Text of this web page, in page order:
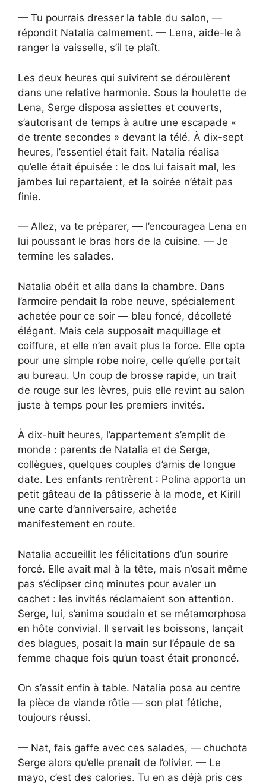
— Tu pourrais dresser la table du salon, —
répondit Natalia calmement. — Lena, aide-le à
ranger la vaisselle, s’il te plaît.
Les deux heures qui suivirent se déroulèrent
dans une relative harmonie. Sous la houlette de
Lena, Serge disposa assiettes et couverts,
s’autorisant de temps à autre une escapade «
de trente secondes » devant la télé. À dix-sept
heures, l’essentiel était fait. Natalia réalisa
qu’elle était épuisée : le dos lui faisait mal, les
jambes lui repartaient, et la soirée n’était pas
finie.
— Allez, va te préparer, — l’encouragea Lena en
lui poussant le bras hors de la cuisine. — Je
termine les salades.
Natalia obéit et alla dans la chambre. Dans
l’armoire pendait la robe neuve, spécialement
achetée pour ce soir — bleu foncé, décolleté
élégant. Mais cela supposait maquillage et
coiffure, et elle n’en avait plus la force. Elle opta
pour une simple robe noire, celle qu’elle portait
au bureau. Un coup de brosse rapide, un trait
de rouge sur les lèvres, puis elle revint au salon
juste à temps pour les premiers invités.
À dix-huit heures, l’appartement s’emplit de
monde : parents de Natalia et de Serge,
collègues, quelques couples d’amis de longue
date. Les enfants rentrèrent : Polina apporta un
petit gâteau de la pâtisserie à la mode, et Kirill
une carte d’anniversaire, achetée
manifestement en route.
Natalia accueillit les félicitations d’un sourire
forcé. Elle avait mal à la tête, mais n’osait même
pas s’éclipser cinq minutes pour avaler un
cachet : les invités réclamaient son attention.
Serge, lui, s’anima soudain et se métamorphosa
en hôte convivial. Il servait les boissons, lançait
des blagues, posait la main sur l’épaule de sa
femme chaque fois qu’un toast était prononcé.
On s’assit enfin à table. Natalia posa au centre
la pièce de viande rôtie — son plat fétiche,
toujours réussi.
— Nat, fais gaffe avec ces salades, — chuchota
Serge alors qu’elle prenait de l’olivier. — Le
mayo, c’est des calories. Tu en as déjà pris ces